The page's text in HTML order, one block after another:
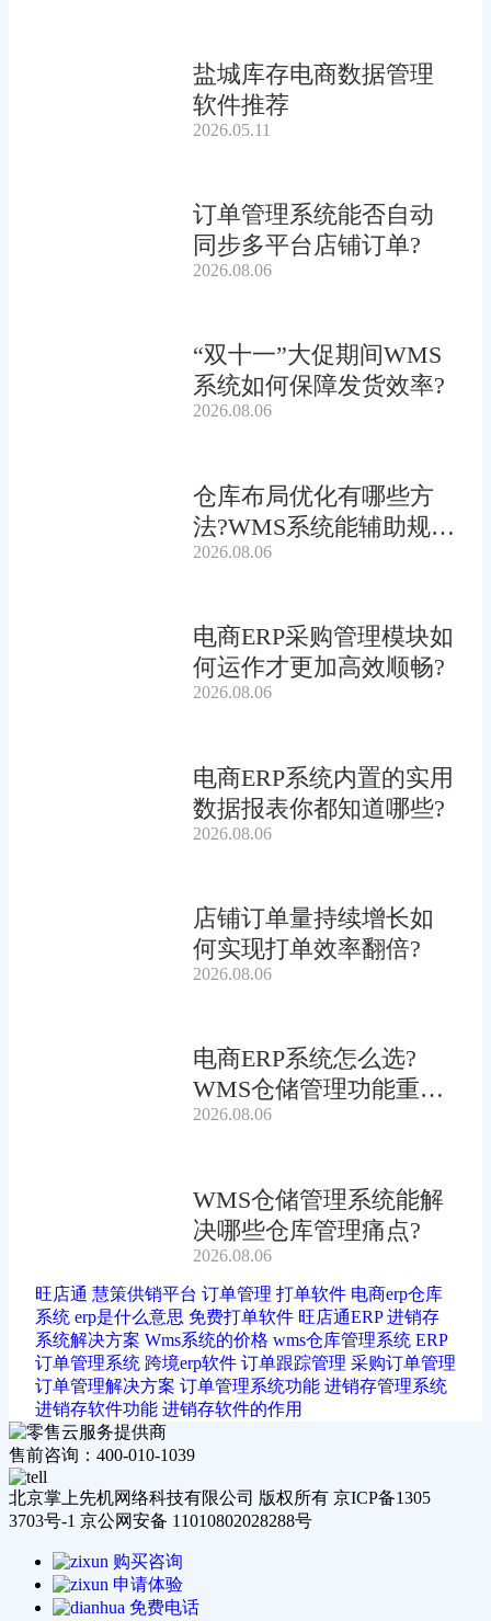
盐城库存电商数据管理
软件推荐
2026.05.11
订单管理系统能否自动
同步多平台店铺订单?
2026.08.06
“双十一”大促期间WMS
系统如何保障发货效率?
2026.08.06
仓库布局优化有哪些方
法?WMS系统能辅助规划
吗?
2026.08.06
电商ERP采购管理模块如
何运作才更加高效顺畅?
2026.08.06
电商ERP系统内置的实用
数据报表你都知道哪些?
2026.08.06
店铺订单量持续增长如
何实现打单效率翻倍?
2026.08.06
电商ERP系统怎么选?
WMS仓储管理功能重要
吗?
2026.08.06
WMS仓储管理系统能解
决哪些仓库管理痛点?
2026.08.06
旺店通 慧策供销平台 订单管理 打单软件 电商erp仓库
系统 erp是什么意思 免费打单软件 旺店通ERP 进销存
系统解决方案 Wms系统的价格 wms仓库管理系统 ERP
订单管理系统 跨境erp软件 订单跟踪管理 采购订单管理
订单管理解决方案 订单管理系统功能 进销存管理系统
进销存软件功能 进销存软件的作用
售前咨询：400-010-1039
北京掌上先机网络科技有限公司 版权所有 京ICP备1305
3703号-1 京公网安备 11010802028288号
购买咨询
申请体验
免费电话